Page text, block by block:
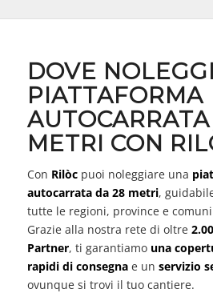
DOVE
PIATTAFORMA
METRI CON
Con Rilòcpuoi noleggiare una
autocarrata da 28 metri,
tutte le regioni, province e comuni
Grazie alla nostra rete di oltre
Partner, ti garantiamo una
rapidi di consegnae un servizio
ovunque si trovi il tuo cantiere.